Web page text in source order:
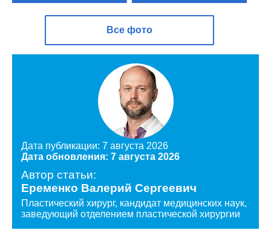
Все фото
Дата публикации: 7 августа 2026
Дата обновления: 7 августа 2026
Автор статьи:
Еременко Валерий Сергеевич
Пластический хирург, кандидат медицинских наук,
заведующий отделением пластической хирургии